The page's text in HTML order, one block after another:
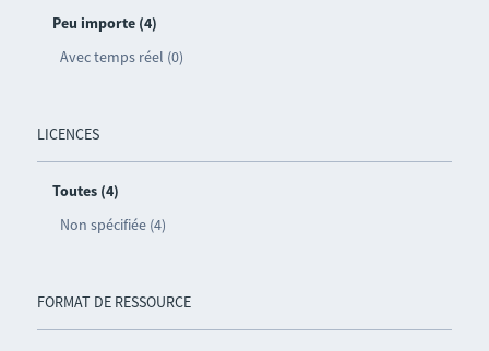
Peu importe (4)
Avec temps réel (0)
LICENCES
Toutes (4)
Non spécifiée (4)
FORMAT DE RESSOURCE